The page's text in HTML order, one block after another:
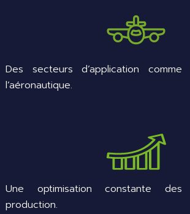
Des secteurs d’application comme
l’aéronautique.
Une optimisation constante
production.